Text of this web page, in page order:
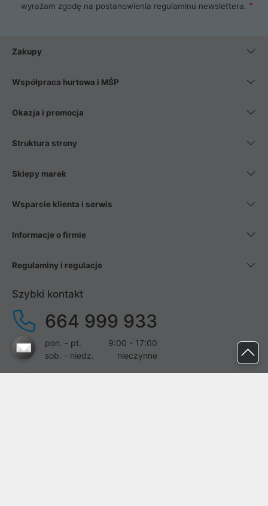
wyrażam zgodę na postanowienia regulaminu newslettera.
Zakupy
Współpraca hurtowa i MŚP
Okazja i promocja
Struktura strony
Sklepy marek
Wsparcie klienta i serwis
Informacje o firmie
Regulaminy i regulacje
Szybki kontakt
664 999 933
pon. - pt.
9:00 - 17:00
sob. - niedz.
nieczynne